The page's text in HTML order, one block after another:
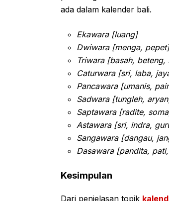
ada dalam kalender bali.
Ekawara [luang]
Dwiwara [menga, pepet]
Triwara [basah, beteng,
Caturwara [sri, laba,
Pancawara [umanis,
Sadwara [tungleh,
Saptawara [radite,
Astawara [sri, indra,
Sangawara [dangau,
Dasawara [pandita,
Kesimpulan
Dari penjelasan topik